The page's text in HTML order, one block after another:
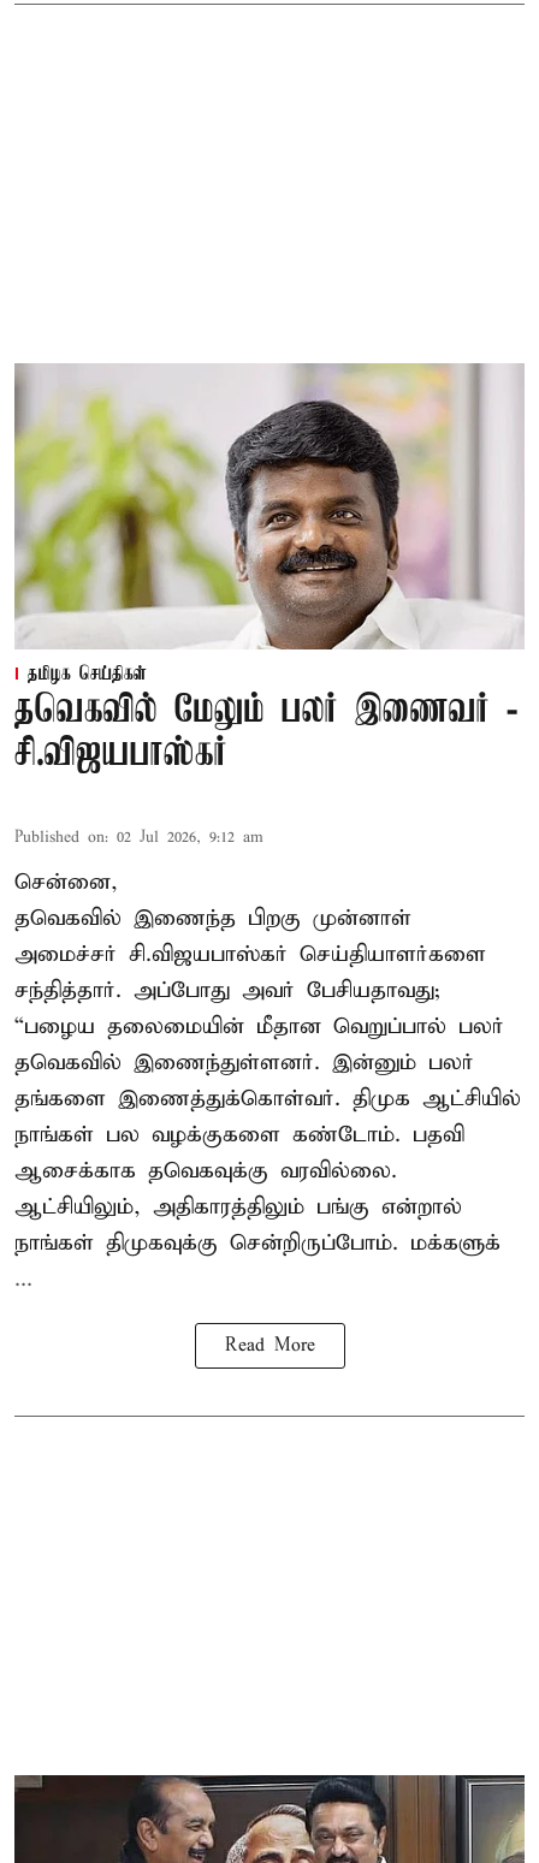
தமிழக செய்திகள்
தவெகவில் மேலும் பலர் இணைவர் -
சி.விஜயபாஸ்கர்
Published on: 02 Jul 2026, 9:12 am
சென்னை,
தவெகவில் இணைந்த பிறகு முன்னாள்
அமைச்சர் சி.விஜயபாஸ்கர் செய்தியாளர்களை
சந்தித்தார். அப்போது அவர் பேசியதாவது;
“பழைய தலைமையின் மீதான வெறுப்பால் பலர்
தவெகவில் இணைந்துள்ளனர். இன்னும் பலர்
தங்களை இணைத்துக்கொள்வர். திமுக ஆட்சியில்
நாங்கள் பல வழக்குகளை கண்டோம். பதவி
ஆசைக்காக தவெகவுக்கு வரவில்லை.
ஆட்சியிலும், அதிகாரத்திலும் பங்கு என்றால்
நாங்கள் திமுகவுக்கு சென்றிருப்போம். மக்களுக்
...
Read More